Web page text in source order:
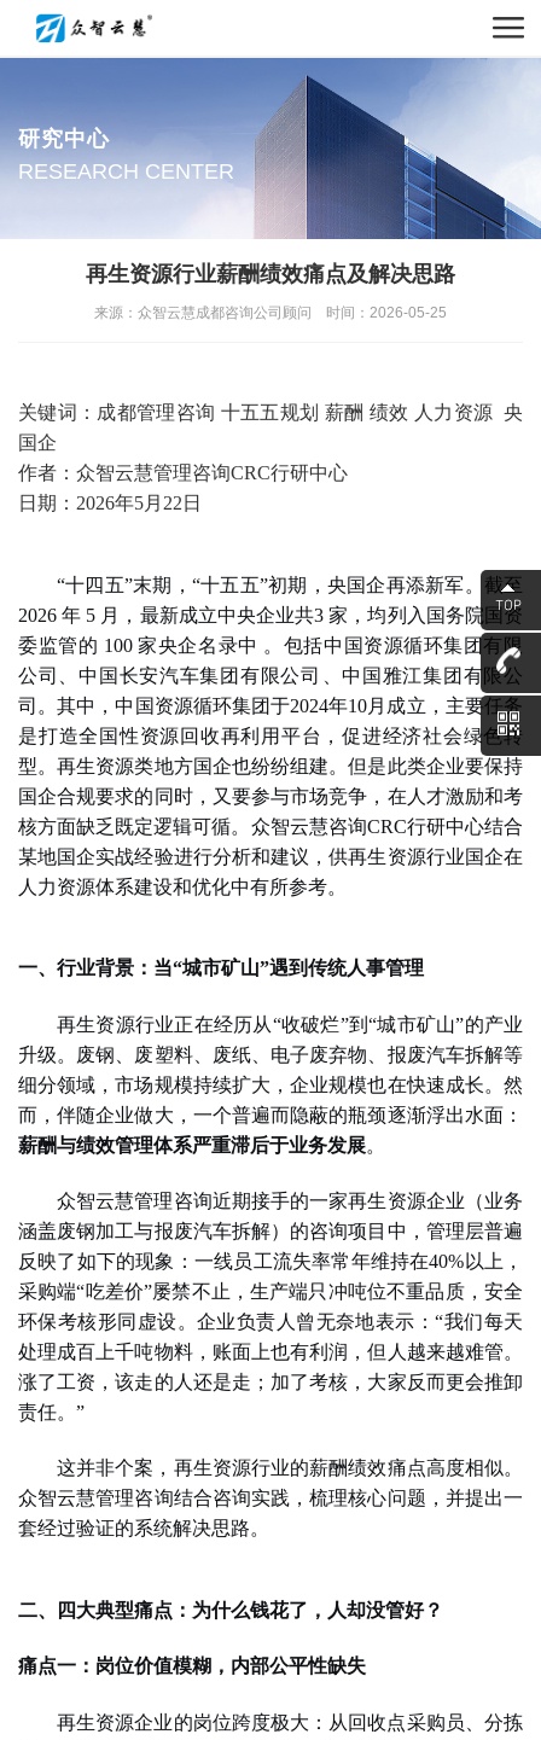
研究中心
RESEARCH CENTER
再生资源行业薪酬绩效痛点及解决思路
来源：众智云慧成都咨询公司顾问 时间：2026-05-25
关键词：成都管理咨询 十五五规划 薪酬 绩效 人力资源 央
国企
作者：众智云慧管理咨询CRC行研中心
日期： 2026年5月22日
“十四五”末期，“十五五”初期，央国企再添新军。 截至
2026 年 5 月，‌最新成立中央企业共3 家，均列入国务院国资
委监管的 100 家央企名录中 。 包括中国资源循环集团有限
公司、中国长安汽车集团有限公司
‌、中国雅江集团有限公
司。其中，中国资源循环集团于2024年10月成立，主要任务
是打造全国性资源回收再利用平台，促进经济社会绿色转
型。再生资源类地方国企也纷纷组建。但是此类企业要保持
国企合规要求的同时，又要参与市场竞争，在人才激励和考
核方面缺乏既定逻辑可循。众智云慧咨询CRC行研中心结合
某地国企实战经验进行分析和建议，供再生资源行业国企在
人力资源体系建设和优化中有所参考。
一、行业背景：当“城市矿山”遇到传统人事管理
再生资源行业正在经历从“收破烂”到“城市矿山”的产业
升级。废钢、废塑料、废纸、电子废弃物、报废汽车拆解等
细分领域，市场规模持续扩大，企业规模也在快速成长。然
而，伴随企业做大，一个普遍而隐蔽的瓶颈逐渐浮出水面：
薪酬与绩效管理体系严重滞后于业务发展。
众智云慧管理咨询近期接手的一家再生资源企业（业务
涵盖废钢加工与报废汽车拆解）的咨询项目中，管理层普遍
反映了如下的现象：一线员工流失率常年维持在40%以上，
采购端“吃差价”屡禁不止，生产端只冲吨位不重品质，安全
环保考核形同虚设。企业负责人曾无奈地表示：“我们每天
处理成百上千吨物料，账面上也有利润，但人越来越难管。
涨了工资，该走的人还是走；加了考核，大家反而更会推卸
责任。”
这并非个案 ， 再生资源行业的薪酬绩效痛点高度相似。
众智云慧管理咨询结合咨询实践，梳理核心问题，并提出一
套经过验证的系统解决思路。
二、四大典型痛点：为什么钱花了，人却没管好？
痛点一：岗位价值模糊，内部公平性缺失
再生资源企业的岗位跨度极大：从回收点采购员、分拣